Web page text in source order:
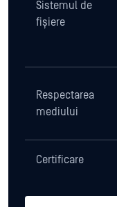
Sistemul de
fișiere
Respectarea
mediului
Certificare